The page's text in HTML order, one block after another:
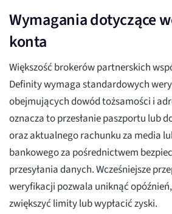
Wymagania dotyczące
konta
Większość brokerów partnerskich
Definity wymaga standardowych
obejmujących dowód tożsamości i
oznacza to przesłanie paszportu lub
oraz aktualnego rachunku za media
bankowego za pośrednictwem
przesyłania danych. Wcześniejsze
weryfikacji pozwala uniknąć
zwiększyć limity lub wypłacić zyski.